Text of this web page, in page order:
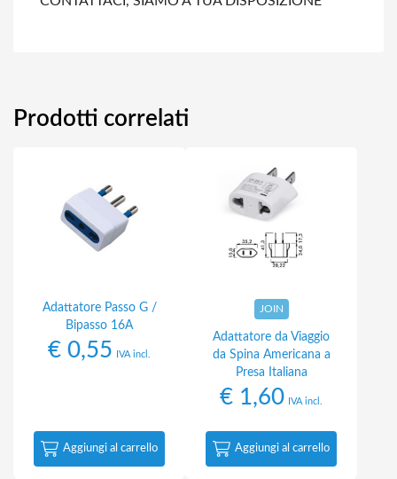
Prodotti correlati
Adattatore Passo G /
Bipasso 16A
€ 0,55 IVA incl.
Aggiungi al carrello
JOIN
Adattatore da Viaggio
da Spina Americana a
Presa Italiana
€ 1,60 IVA incl.
Aggiungi al carrello